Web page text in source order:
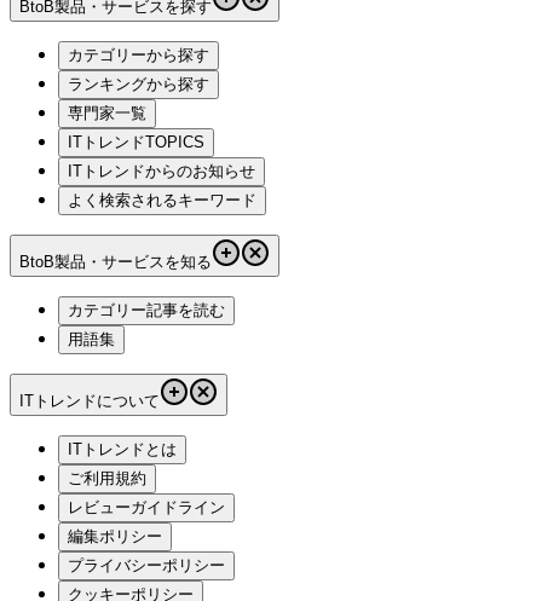
BtoB製品・サービスを探す
カテゴリーから探す
ランキングから探す
専門家一覧
ITトレンドTOPICS
ITトレンドからのお知らせ
よく検索されるキーワード
BtoB製品・サービスを知る
カテゴリー記事を読む
用語集
ITトレンドについて
ITトレンドとは
ご利用規約
レビューガイドライン
編集ポリシー
プライバシーポリシー
クッキーポリシー